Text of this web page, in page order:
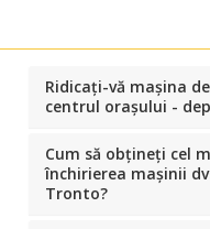
Ridicați-vă mașina
centrul orașului -
Cum să obțineți cel
închirierea mașinii
Tronto?